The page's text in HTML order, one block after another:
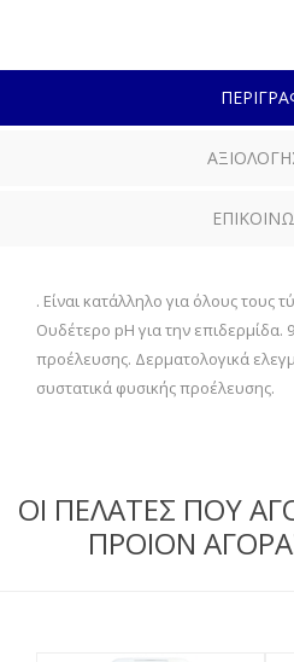
. Είναι κατάλληλο για όλους τους
Oυδέτερο pH για την επιδερμίδα.
προέλευσης. Δερματολογικά
συστατικά φυσικής προέλευσης.
ΟΙ ΠΕΛΑΤΕΣ ΠΟΥ
ΠΡΟΙΟΝ